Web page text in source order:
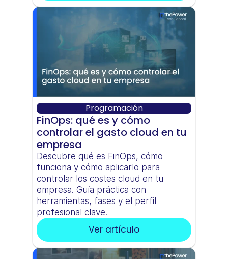
Programación
FinOps: qué es y cómo
controlar el gasto cloud en tu
empresa
Descubre qué es FinOps, cómo
funciona y cómo aplicarlo para
controlar los costes cloud en tu
empresa. Guía práctica con
herramientas, fases y el perfil
profesional clave.
Ver artículo